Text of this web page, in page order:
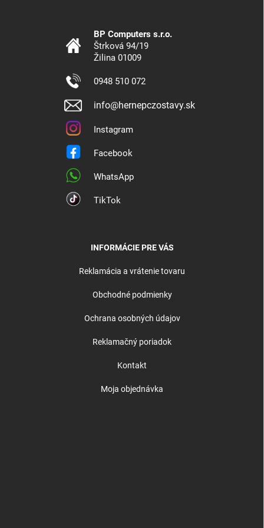
BP Computers s.r.o.
Štrková 94/19
Žilina 01009
0948 510 072
info@hernepczostavy.sk
Instagram
Facebook
WhatsApp
TikTok
INFORMÁCIE PRE VÁS
Reklamácia a vrátenie tovaru
Obchodné podmienky
Ochrana osobných údajov
Reklamačný poriadok
Kontakt
Moja objednávka